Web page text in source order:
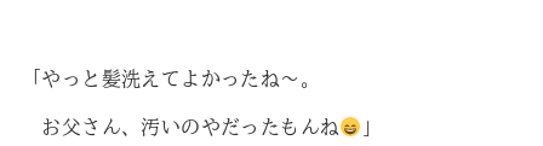
「やっと髪洗えてよかったね～。
お父さん、汚いのやだったもんね 」